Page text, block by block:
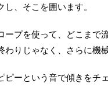
、そこを囲います。
プを使って、どこまで
りじゃなく、さらに機
ーという音で傾きをチ